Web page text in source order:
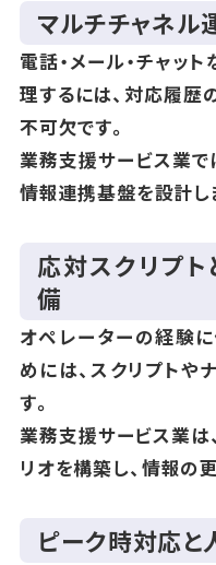
マルチチャネル
電話・メール・チャッ
理するには、対応履歴
不可欠です。
業務支援サービス業で
情報連携基盤を設計し
応対スクリプ
備
オペレーターの経験
めには、スクリプトや
す。
業務支援サービス業は
リオを構築し、情報の
ピーク時対応